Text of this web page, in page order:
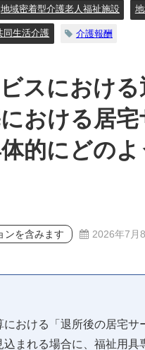
地域密着型介護老人福祉施設
同生活介護 介護報酬
スにおけ
おける居
的にどの
ンを含みます 2026年7月
おける「退所後の居宅サ
まれる場合に、福祉用